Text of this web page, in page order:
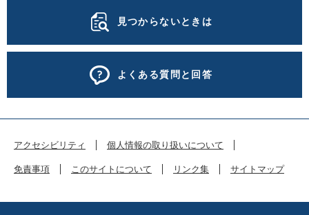
見つからないときは
よくある質問と回答
アクセシビリティ 個人情報の取り扱いについて
免責事項 このサイトについて リンク集 サイトマップ